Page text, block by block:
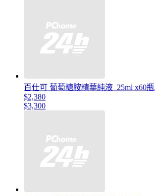
百仕可 葡萄糖胺精華純液_25ml x60瓶
$2,380
$3,300